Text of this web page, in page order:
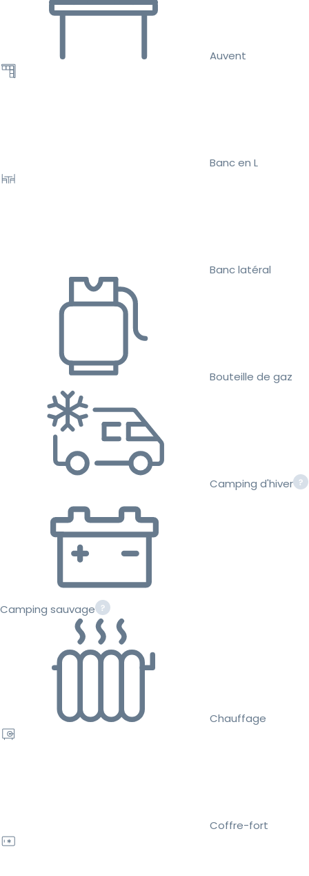
Auvent
Banc en L
Banc latéral
Bouteille de gaz
Camping d'hiver
Camping sauvage
Chauffage
Coffre-fort